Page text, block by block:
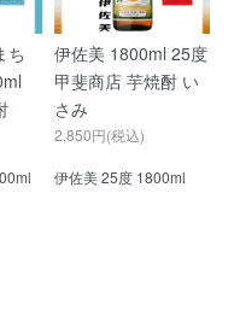
ち
伊佐美 1800ml 25度
甲斐商店 芋焼酎 い
さみ
2,850円(税込)
伊佐美 25度 1800ml